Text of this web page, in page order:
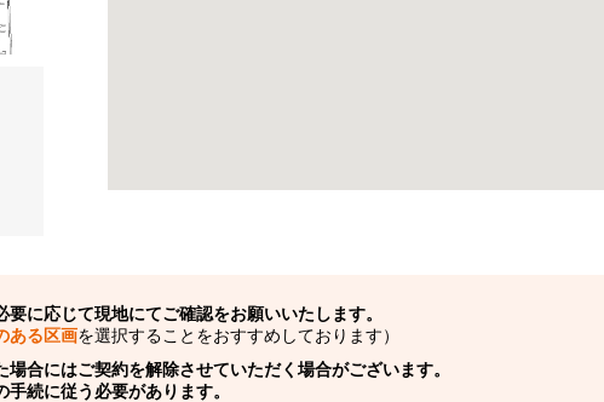
に応じて現地にてご確認をお願いいたします。
ある区画を選択することをおすすめしております）
合にはご契約を解除させていただく場合がございます。
続に従う必要があります。